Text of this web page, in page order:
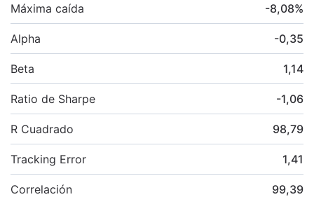
Máxima caída -8,08%
Alpha -0,35
Beta 1,14
Ratio de Sharpe -1,06
R Cuadrado 98,79
Tracking Error 1,41
Correlación 99,39